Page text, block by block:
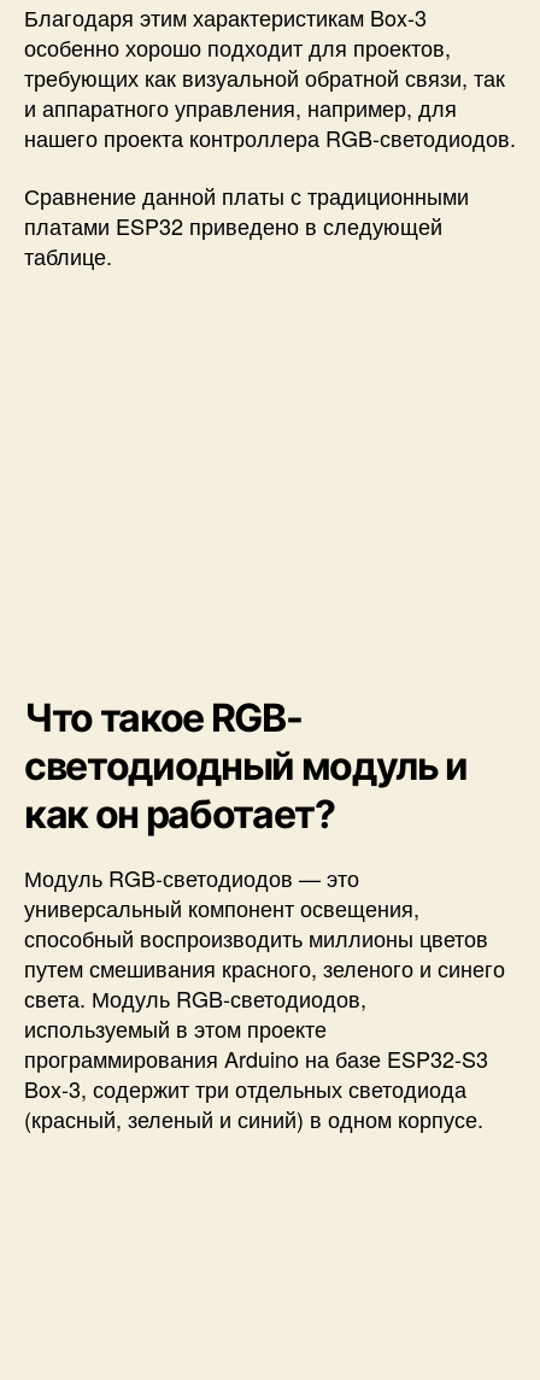
Благодаря этим характеристикам Box-3
особенно хорошо подходит для проектов,
требующих как визуальной обратной связи, так
и аппаратного управления, например, для
нашего проекта контроллера RGB-светодиодов.
Сравнение данной платы с традиционными
платами ESP32 приведено в следующей
таблице.
Что такое RGB-
светодиодный модуль и
как он работает?
Модуль RGB-светодиодов — это
универсальный компонент освещения,
способный воспроизводить миллионы цветов
путем смешивания красного, зеленого и синего
света. Модуль RGB-светодиодов,
используемый в этом проекте
программирования Arduino на базе ESP32-S3
Box-3, содержит три отдельных светодиода
(красный, зеленый и синий) в одном корпусе.